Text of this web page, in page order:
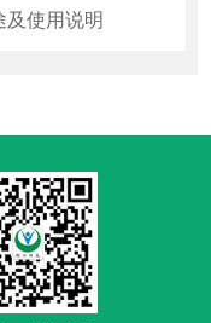
及使用说明